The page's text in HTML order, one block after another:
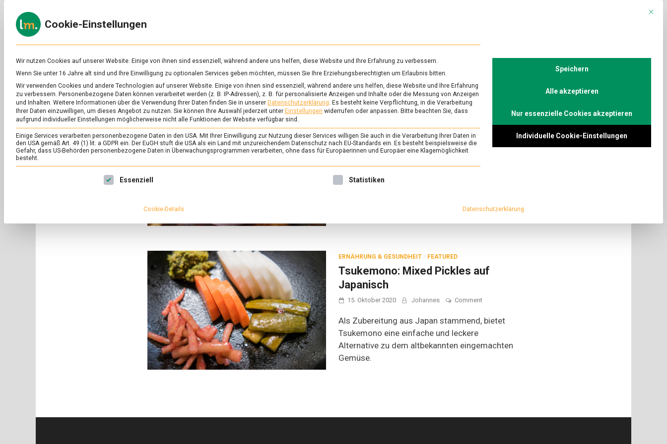
to
content
zu
&
Ernährung
SCHLAGWORT: JAPANISCHE LEBENSMITTEL
ERNÄHRUNG & GESUNDHEIT/FEATURED/WISSEN
Ramen: Rund um die Nudelsuppe
7. Mai 2021 Johannes Commenton
Ramen:
um
Genuss für alle Sinne. Lebensmittelmagazin.de
war zu Besuch im Berliner Ramen-Restaurant
ERNÄHRUNG & GESUNDHEIT / FEATURED
Tsukemono: Mixed Pickles auf
Japanisch
15. Oktober 2020 Johannes Commenton
Mixed
Japanisch
Als Zubereitung aus Japan stammend, bietet
Tsukemono eine einfache und leckere
Alternative zu dem altbekannten eingemachten
Gemüse.
Mit
Cookie-Einstellungen
Wir nutzen Cookies auf unserer Website. Einige von ihnen sind essenziell, während andere uns helfen, diese Website und Ihre Erfahrung zu verbessern.
Wenn Sie unter 16 Jahre alt sind und Ihre Einwilligung zu optionalen Services geben möchten, müssen Sie Ihre Erziehungsberechtigten um Erlaubnis bitten.
Wir verwenden Cookies und andere Technologien auf unserer Website. Einige von ihnen sind essenziell, während andere uns helfen, diese Website und Ihre Erfahrung
zu verbessern. Personenbezogene Daten können verarbeitet werden (z. B. IP-Adressen), z. B. für personalisierte Anzeigen und Inhalte oder die Messung von Anzeigen
und Inhalten. Weitere Informationen über die Verwendung Ihrer Daten finden Sie in unserer Datenschutzerklärung. Es besteht keine Verpflichtung, in die Verarbeitung
Ihrer Daten einzuwilligen, um dieses Angebot zu nutzen. Sie können Ihre Auswahl jederzeit unter Einstellungen widerrufen oder anpassen. Bitte beachten Sie, dass
aufgrund individueller Einstellungen möglicherweise nicht alle Funktionen der Website verfügbar sind.
Einige Services verarbeiten personenbezogene Daten in den USA. Mit Ihrer Einwilligung zur Nutzung dieser Services willigen Sie auch in die Verarbeitung Ihrer Daten in
den USA gemäß Art. 49 (1) lit. a GDPR ein. Der EuGH stuft die USA als ein Land mit unzureichendem Datenschutz nach EU-Standards ein. Es besteht beispielsweise die
Gefahr, dass US-Behörden personenbezogene Daten in Überwachungsprogrammen verarbeiten, ohne dass für Europäerinnen und Europäer eine Klagemöglichkeit
besteht.
Es folgt eine Liste der Service-Gruppen, für die eine Einwilligung erteilt werden kann. Die erste Service-Gruppe ist essenziell und kann nicht abgewählt werden.
Essenziell Statistiken
Speichern
Alle akzeptieren
Nur essenzielle Cookies akzeptieren
Individuelle Cookie-Einstellungen
Cookie-Details Datenschutzerklärung